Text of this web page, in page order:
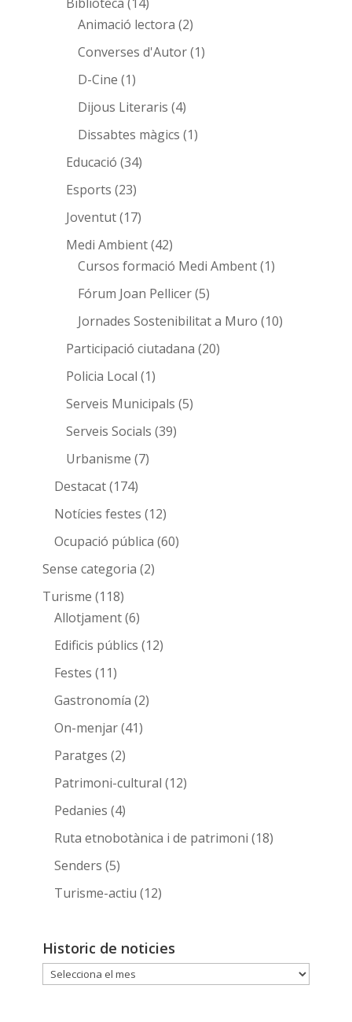
Animació lectora (2)
Converses d'Autor(1)
D-Cine (1)
Dijous Literaris (4)
Dissabtes màgics (1)
Educació (34)
Esports (23)
Joventut(17)
Medi Ambient(42)
Cursos formació Medi Ambent(1)
Fórum Joan Pellicer(5)
Jornades Sostenibilitat a Muro (10)
Participació ciutadana (20)
Policia Local (1)
Serveis Municipals (5)
Serveis Socials (39)
Urbanisme (7)
Destacat(174)
Notícies festes (12)
Ocupació pública (60)
Sense categoria (2)
Turisme (118)
Allotjament(6)
Edificis públics (12)
Festes (11)
Gastronomía (2)
On-menjar(41)
Paratges (2)
Patrimoni-cultural (12)
Pedanies (4)
Ruta etnobotànica i de patrimoni (18)
Senders (5)
Turisme-actiu (12)
Historic de noticies
Historic